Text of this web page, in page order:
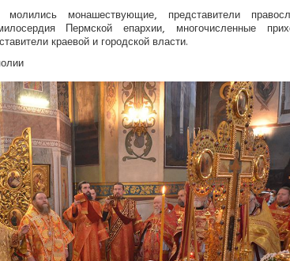
монашествующие, представители
Пермской епархии, многочисленные
краевой и городской власти.